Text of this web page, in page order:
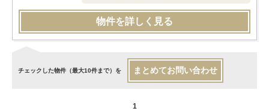
物件を詳しく見る
チェックした物件（最大10件まで）を まとめてお問い合わせ
1